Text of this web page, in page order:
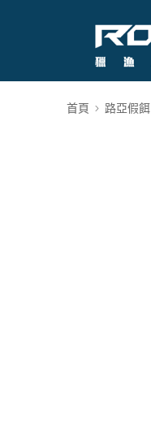
首頁 路亞假餌